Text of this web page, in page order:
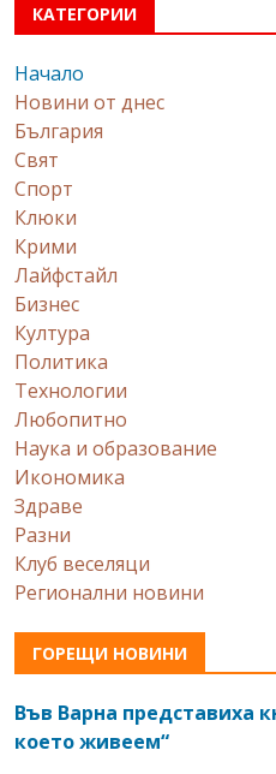
КАТЕГОРИИ
Начало
Новини от днес
България
Свят
Спорт
Клюки
Крими
Лайфстайл
Бизнес
Култура
Политика
Технологии
Любопитно
Наука и образование
Икономика
Здраве
Разни
Клуб веселяци
Регионални новини
ГОРЕЩИ НОВИНИ
Във Варна представиха
което живеем“